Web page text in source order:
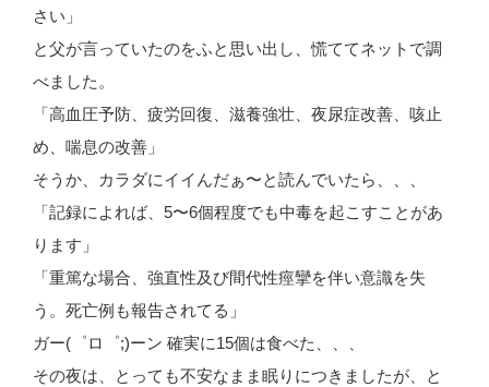
さい」
と父が言っていたのをふと思い出し、慌ててネットで調
べました。
「高血圧予防、疲労回復、滋養強壮、夜尿症改善、咳止
め、喘息の改善」
そうか、カラダにイイんだぁ〜と読んでいたら、、、
「記録によれば、5〜6個程度でも中毒を起こすことがあ
ります」
「重篤な場合、強直性及び間代性痙攣を伴い意識を失
う。死亡例も報告されてる」
ガー(゜ロ゜;)ーン 確実に15個は食べた、、、
その夜は、とっても不安なまま眠りにつきましたが、と